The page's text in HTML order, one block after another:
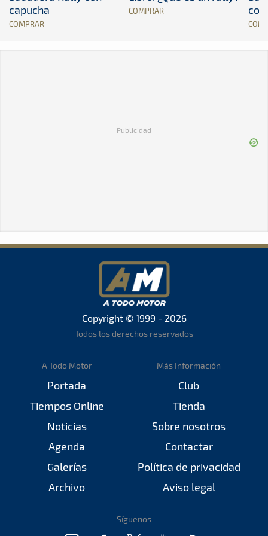
capucha
COMPRAR
COMPRAR
Publicidad
Copyright © 1999 - 2026
Todos los derechos reservados
A Todo Motor
Portada
Tiempos Online
Noticias
Agenda
Galerías
Archivo
Más Información
Club
Tienda
Sobre nosotros
Contactar
Política de privacidad
Aviso legal
Síguenos